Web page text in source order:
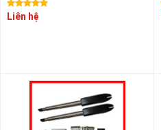
Liên hệ